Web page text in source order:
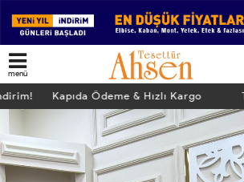
menü
Kapıda Ödeme & Hızlı Kargo